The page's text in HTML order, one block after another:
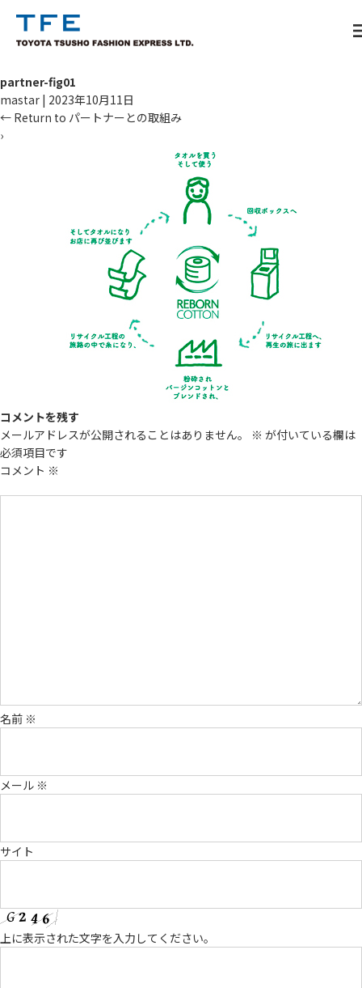
partner-fig01
mastar | 2023年10月11日
← Return to パートナーとの取組み
›
コメントを残す
メールアドレスが公開されることはありません。
※ が付いている欄は
必須項目です
コメント ※
名前 ※
メール ※
サイト
上に表示された文字を入力してください。